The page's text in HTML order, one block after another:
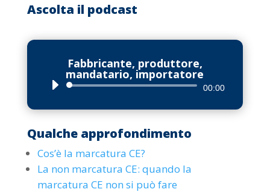
Ascolta il podcast
Fabbricante, produttore,
mandatario, importatore
Audio
00:00
Qualche approfondimento
Cos’è la marcatura CE?
La non marcatura CE: quando la
marcatura CE non si può fare